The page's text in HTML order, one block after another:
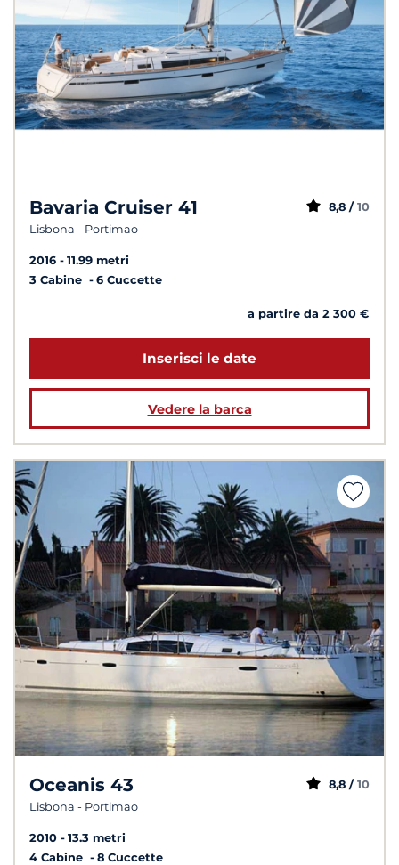
Bavaria Cruiser 41
Lisbona - Portimao
8,8 / 10
2016
11.99 metri
3 Cabine
6 Cuccette
a partire da 2 300 €
Inserisci le date
Vedere la barca
Oceanis 43
Lisbona - Portimao
8,8 / 10
2010
13.3 metri
4 Cabine
8 Cuccette